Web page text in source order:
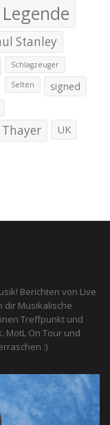
Legende
Stanley
Schlagzeuger
Selten signed
UK
Berichten von Live
dir Musikalische
Treffpunkt und
MotL On Tour und
:)